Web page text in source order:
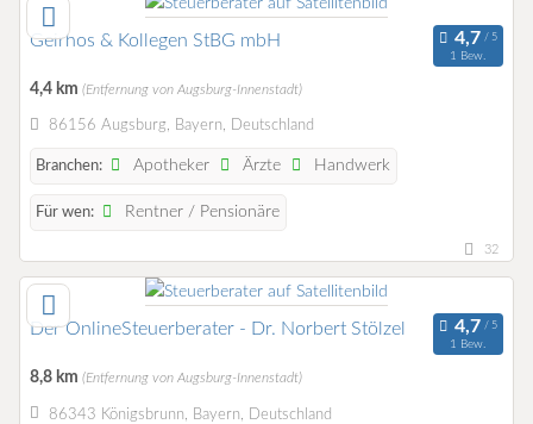
Geirhos & Kollegen StBG mbH
1 Bew.
4,4 km (Entfernung von Augsburg-Innenstadt)
86156 Augsburg, Bayern, Deutschland
Branchen: Apotheker Ärzte Handwerk
Für wen: Rentner / Pensionäre
32
Der OnlineSteuerberater - Dr. Norbert Stölzel
1 Bew.
8,8 km (Entfernung von Augsburg-Innenstadt)
86343 Königsbrunn, Bayern, Deutschland